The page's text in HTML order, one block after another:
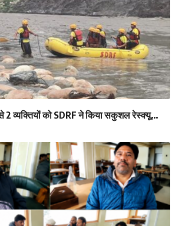
2 व्यक्तियों को SDRF ने किया सकुशल रेस्क्यू…